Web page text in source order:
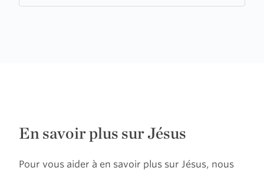
En savoir plus sur Jésus
Pour vous aider à en savoir plus sur Jésus, nous